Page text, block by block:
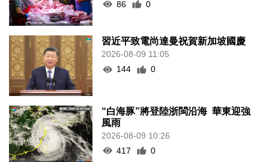
86
0
習近平致電尚達曼祝賀新加坡國慶
2026-08-09 11:05
144
0
“白海豚”將登陸浙閩沿海 華東迎強
風雨
2026-08-09 10:26
417
0